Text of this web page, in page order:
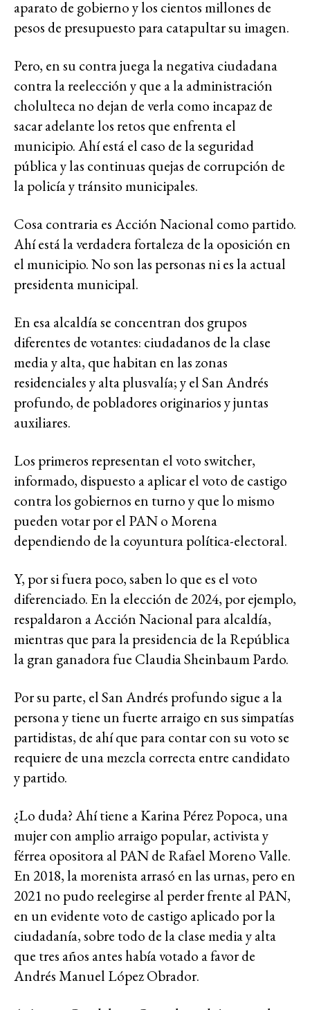
aparato de gobierno y los cientos millones de
pesos de presupuesto para catapultar su imagen.
Pero, en su contra juega la negativa ciudadana
contra la reelección y que a la administración
cholulteca no dejan de verla como incapaz de
sacar adelante los retos que enfrenta el
municipio. Ahí está el caso de la seguridad
pública y las continuas quejas de corrupción de
la policía y tránsito municipales.
Cosa contraria es Acción Nacional como partido.
Ahí está la verdadera fortaleza de la oposición en
el municipio. No son las personas ni es la actual
presidenta municipal.
En esa alcaldía se concentran dos grupos
diferentes de votantes: ciudadanos de la clase
media y alta, que habitan en las zonas
residenciales y alta plusvalía; y el San Andrés
profundo, de pobladores originarios y juntas
auxiliares.
Los primeros representan el voto switcher,
informado, dispuesto a aplicar el voto de castigo
contra los gobiernos en turno y que lo mismo
pueden votar por el PAN o Morena
dependiendo de la coyuntura política-electoral.
Y, por si fuera poco, saben lo que es el voto
diferenciado. En la elección de 2024, por ejemplo,
respaldaron a Acción Nacional para alcaldía,
mientras que para la presidencia de la República
la gran ganadora fue Claudia Sheinbaum Pardo.
Por su parte, el San Andrés profundo sigue a la
persona y tiene un fuerte arraigo en sus simpatías
partidistas, de ahí que para contar con su voto se
requiere de una mezcla correcta entre candidato
y partido.
¿Lo duda? Ahí tiene a Karina Pérez Popoca, una
mujer con amplio arraigo popular, activista y
férrea opositora al PAN de Rafael Moreno Valle.
En 2018, la morenista arrasó en las urnas, pero en
2021 no pudo reelegirse al perder frente al PAN,
en un evidente voto de castigo aplicado por la
ciudadanía, sobre todo de la clase media y alta
que tres años antes había votado a favor de
Andrés Manuel López Obrador.